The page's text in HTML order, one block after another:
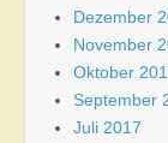
Dezember
November
Oktober
September
Juli 2017